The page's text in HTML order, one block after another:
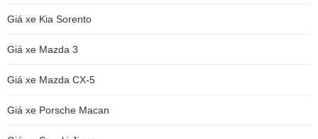
Giá xe Kia Sorento
Giá xe Mazda 3
Giá xe Mazda CX-5
Giá xe Porsche Macan